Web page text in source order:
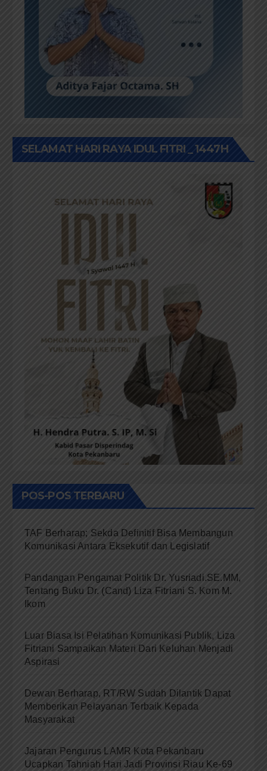
SELAMAT HARI RAYA IDUL FITRI _ 1447H
POS-POS TERBARU
TAF Berharap; Sekda Definitif Bisa Membangun
Komunikasi Antara Eksekutif dan Legislatif
Pandangan Pengamat Politik Dr. Yusriadi.SE.MM,
Tentang Buku Dr. (Cand) Liza Fitriani S. Kom M.
Ikom
Luar Biasa Isi Pelatihan Komunikasi Publik, Liza
Fitriani Sampaikan Materi Dari Keluhan Menjadi
Aspirasi
Dewan Berharap, RT/RW Sudah Dilantik Dapat
Memberikan Pelayanan Terbaik Kepada
Masyarakat
Jajaran Pengurus LAMR Kota Pekanbaru
Ucapkan Tahniah Hari Jadi Provinsi Riau Ke-69